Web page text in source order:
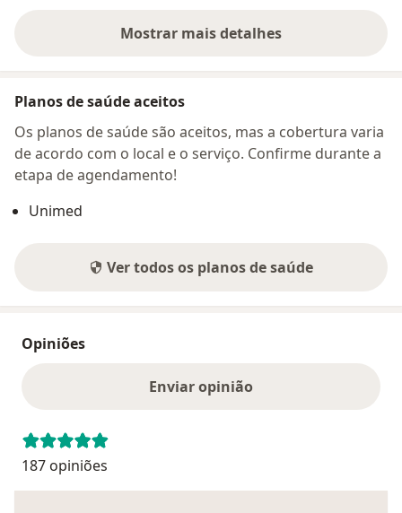
Mostrar mais detalhes
sobre o endereço
Planos de saúde aceitos
Os planos de saúde são aceitos, mas a cobertura varia
de acordo com o local e o serviço. Confirme durante a
etapa de agendamento!
Unimed
Ver todos os planos de saúde
Opiniões
Enviar opinião
187 opiniões